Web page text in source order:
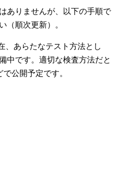
ありませんが、以下の手順で
（順次更新）。
、あらたなテスト方法とし
中です。適切な検査方法だと
公開予定です。